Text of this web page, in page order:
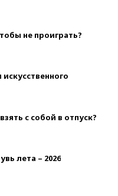
не проиграть?
с собой в отпуск?
лета – 2026